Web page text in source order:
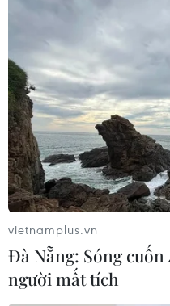
Tổng thống Trump
điểm Mỹ nối lại đàm
03/08/2026 00:50
vietnamplus.vn
Đà Nẵng: Sóng
người mất tích